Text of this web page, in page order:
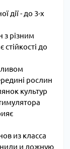
дії - до 3-х
з різним
стійкості до
рослин
культур
из класса
и ложную